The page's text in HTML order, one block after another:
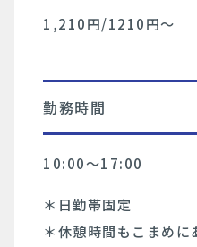
1,210円/1210円〜
勤務時間
10:00〜17:00
＊日勤帯固定
＊休憩時間もこまめに